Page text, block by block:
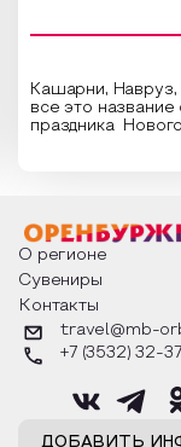
Кашарни, Навруз,
все это
праздника
о том, как
разных уголках
обряды
благополучие, в
различаются
Дед Мороз и
его называют в
страны и как
О регионе
Сувениры
Контакты
ДОБАВИТЬ
travel@mb-
+7 (3532) 32-